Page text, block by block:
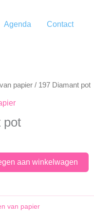
Agenda Contact
papier / 197 Diamant pot
pot
aan winkelwagen
van papier